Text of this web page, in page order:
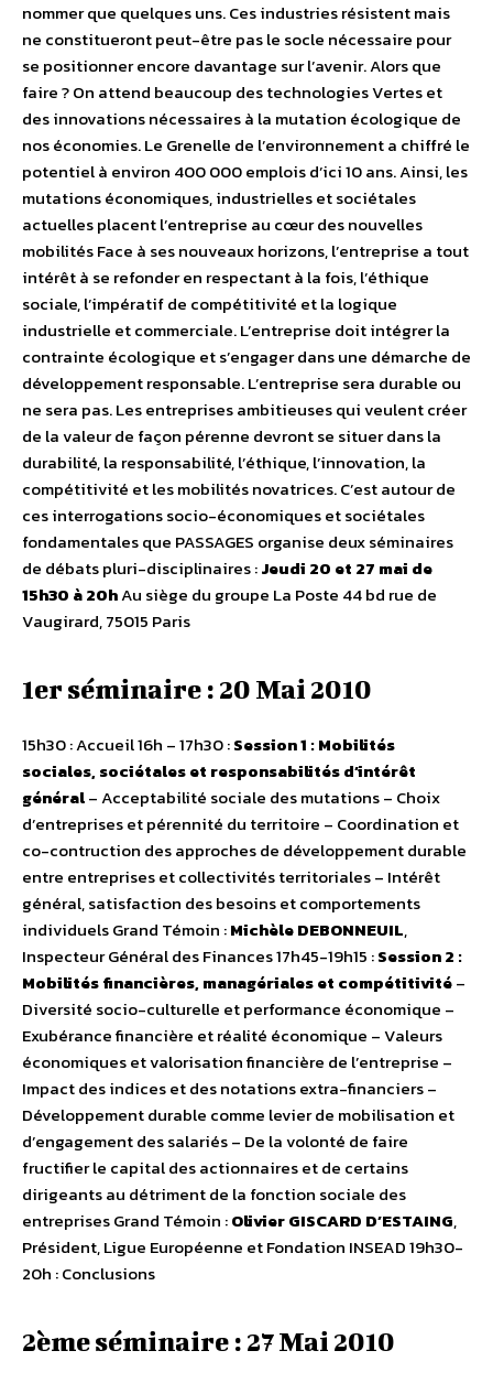
nommer que quelques uns. Ces industries résistent mais
ne constitueront peut-être pas le socle nécessaire pour
se positionner encore davantage sur l’avenir. Alors que
faire ? On attend beaucoup des technologies Vertes et
des innovations nécessaires à la mutation écologique de
nos économies. Le Grenelle de l’environnement a chiffré le
potentiel à environ 400 000 emplois d’ici 10 ans. Ainsi, les
mutations économiques, industrielles et sociétales
actuelles placent l’entreprise au cœur des nouvelles
mobilités Face à ses nouveaux horizons, l’entreprise a tout
intérêt à se refonder en respectant à la fois, l’éthique
sociale, l’impératif de compétitivité et la logique
industrielle et commerciale. L’entreprise doit intégrer la
contrainte écologique et s’engager dans une démarche de
développement responsable. L’entreprise sera durable ou
ne sera pas. Les entreprises ambitieuses qui veulent créer
de la valeur de façon pérenne devront se situer dans la
durabilité, la responsabilité, l’éthique, l’innovation, la
compétitivité et les mobilités novatrices. C’est autour de
ces interrogations socio-économiques et sociétales
fondamentales que PASSAGES organise deux séminaires
de débats pluri-disciplinaires :Jeudi 20 et 27 mai de
15h30 à 20hAu siège du groupe La Poste 44 bd rue de
Vaugirard, 75015 Paris
1er séminaire : 20 Mai 2010
15h30 : Accueil 16h – 17h30 :Session 1 : Mobilités
sociales, sociétales et responsabilités d’intérêt
général– Acceptabilité sociale des mutations – Choix
d’entreprises et pérennité du territoire – Coordination et
co-contruction des approches de développement durable
entre entreprises et collectivités territoriales – Intérêt
général, satisfaction des besoins et comportements
individuels Grand Témoin :Michèle DEBONNEUIL,
Inspecteur Général des Finances 17h45-19h15 :Session 2 :
Mobilités financières, managériales et compétitivité–
Diversité socio-culturelle et performance économique –
Exubérance financière et réalité économique – Valeurs
économiques et valorisation financière de l’entreprise –
Impact des indices et des notations extra-financiers –
Développement durable comme levier de mobilisation et
d’engagement des salariés – De la volonté de faire
fructifier le capital des actionnaires et de certains
dirigeants au détriment de la fonction sociale des
entreprises Grand Témoin :Olivier GISCARD D’ESTAING,
Président, Ligue Européenne et Fondation INSEAD 19h30-
20h : Conclusions
2ème séminaire : 27 Mai 2010